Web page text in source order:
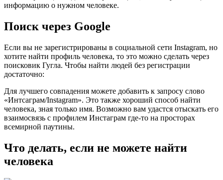
информацию о нужном человеке.
Поиск через Google
Если вы не зарегистрированы в социальной сети Instagram, но
хотите найти профиль человека, то это можно сделать через
поисковик Гугла. Чтобы найти людей без регистрации
достаточно:
Для лучшего совпадения можете добавить к запросу слово
«Интсаграм/Instagram». Это также хороший способ найти
человека, зная только имя. Возможно вам удастся отыскать его
взаимосвязь с профилем Инстаграм где-то на просторах
всемирной паутины.
Что делать, если не можете найти
человека